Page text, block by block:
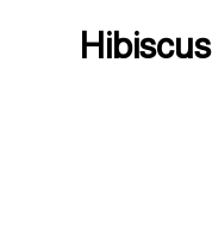
هيبيسكس مهاجاد - Hibiscus